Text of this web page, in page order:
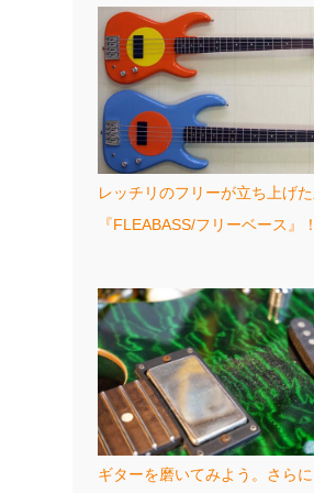
レッチリのフリーが立ち上げ
『FLEABASS/フリーベース』！
ギターを磨いてみよう。さら